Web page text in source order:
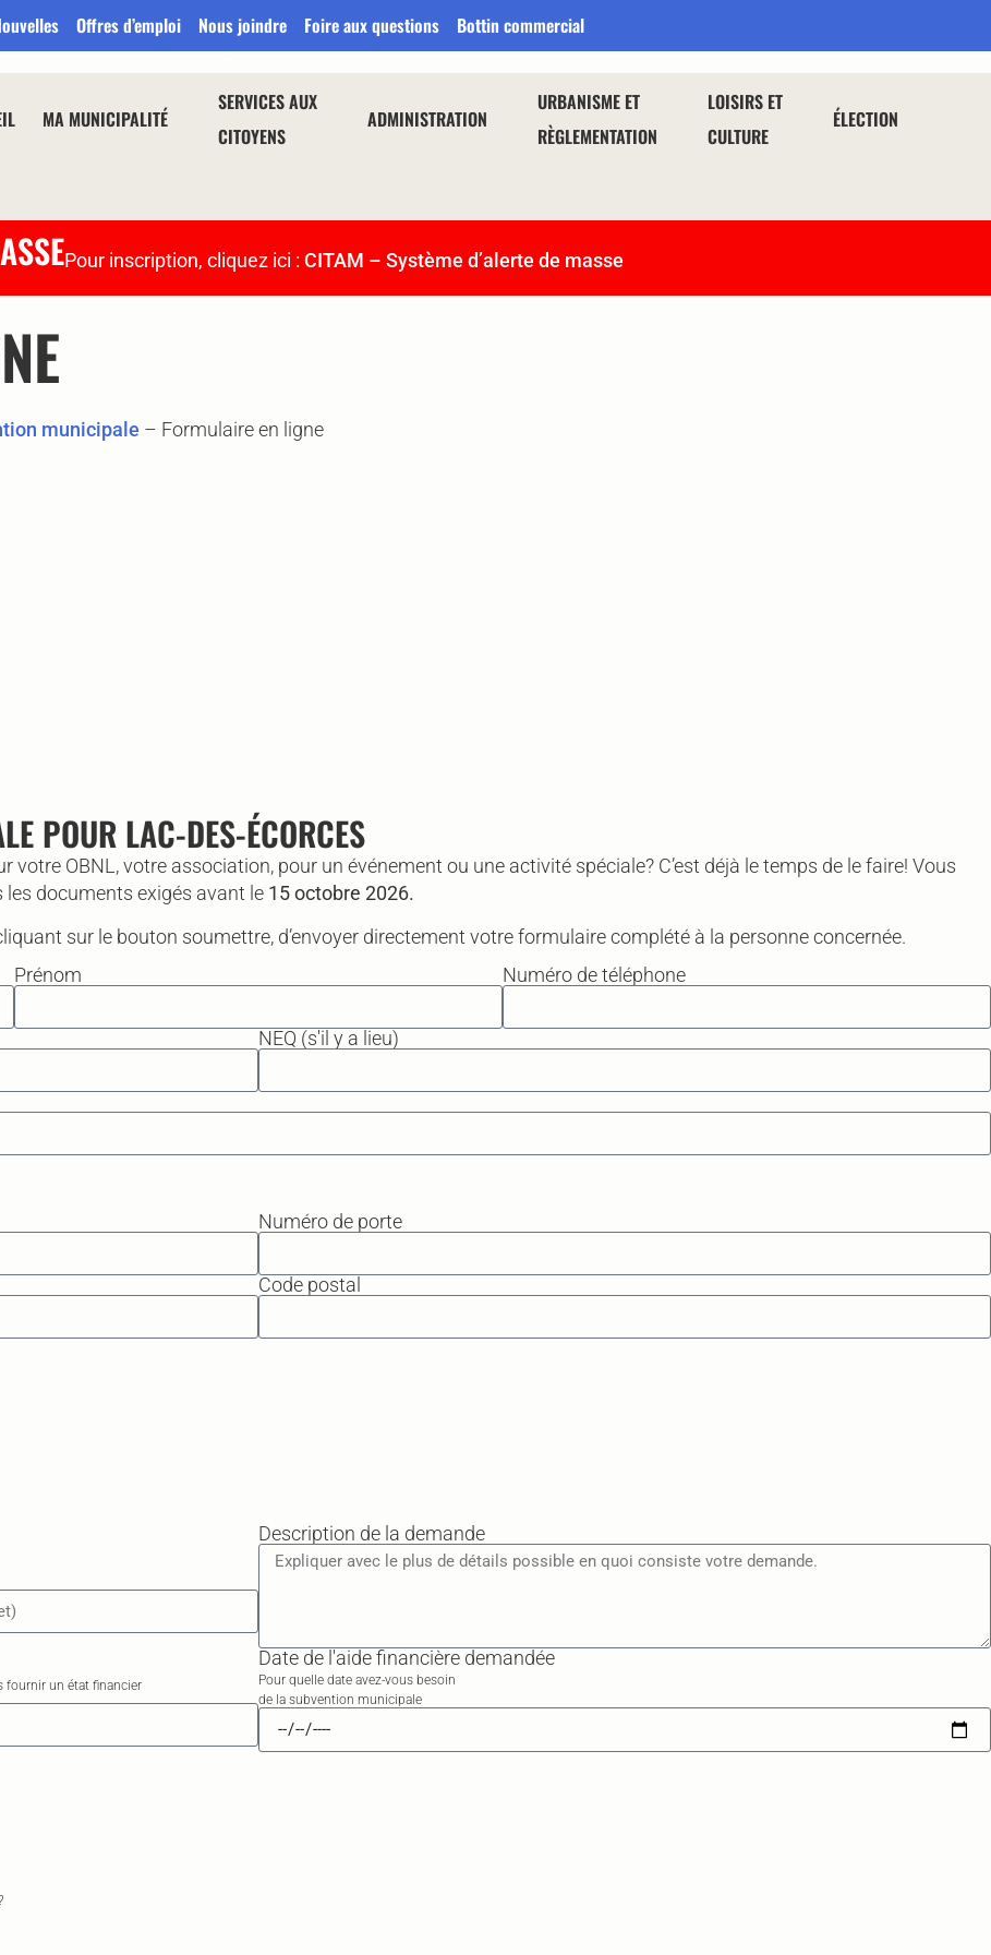
Offres d’emploi Nous joindre Foire aux questions Bottin commercial
MA MUNICIPALITÉ
SERVICES AUX
CITOYENS
ADMINISTRATION
URBANISME ET
RÈGLEMENTATION
LOISIRS ET
CULTURE
ÉLECTION
Pour inscription, cliquez ici : CITAM – Système d’alerte de masse
municipale – Formulaire en ligne
POUR LAC-DES-ÉCORCES
OBNL, votre association, pour un événement ou une activité spéciale? C’est déjà le temps de le faire! Vous
documents exigés avant le 15 octobre 2026.
sur le bouton soumettre, d’envoyer directement votre formulaire complété à la personne concernée.
Prénom Numéro de téléphone
NEQ (s'il y a lieu)
Numéro de porte
Code postal
Description de la demande
fournir un état financier
Date de l'aide financière demandée
Pour quelle date avez-vous besoin
de la subvention municipale